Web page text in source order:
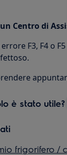
Centro di
F3, F4 o
è stato utile?
frigorifero /